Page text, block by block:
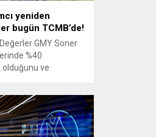
yeniden
bugün TCMB’de!
GMY Soner
%40
ve
ve yabancı ilgisinin
ifade etti.